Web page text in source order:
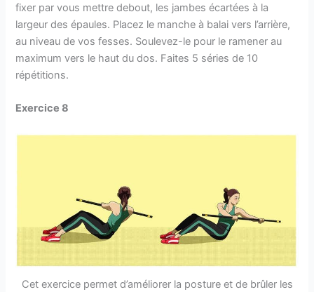
fixer par vous mettre debout, les jambes écartées à la
largeur des épaules. Placez le manche à balai vers l’arrière,
au niveau de vos fesses. Soulevez-le pour le ramener au
maximum vers le haut du dos. Faites 5 séries de 10
répétitions.
Exercice 8
Cet exercice permet d’améliorer la posture et de brûler les